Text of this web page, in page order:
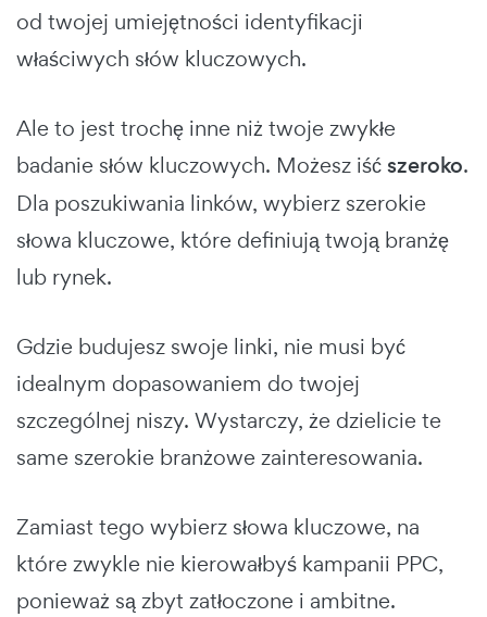
od twojej umiejętności identyfikacji
właściwych słów kluczowych.
Ale to jest trochę inne niż twoje zwykłe
badanie słów kluczowych. Możesz iśćszeroko.
Dla poszukiwania linków, wybierz szerokie
słowa kluczowe, które definiują twoją branżę
lub rynek.
Gdzie budujesz swoje linki, nie musi być
idealnym dopasowaniem do twojej
szczególnej niszy. Wystarczy, że dzielicie te
same szerokie branżowe zainteresowania.
Zamiast tego wybierz słowa kluczowe, na
które zwykle nie kierowałbyś kampanii PPC,
ponieważ są zbyt zatłoczone i ambitne.